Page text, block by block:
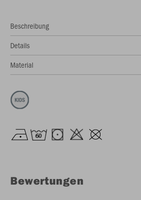
Beschreibung
Details
Material
Bewertungen